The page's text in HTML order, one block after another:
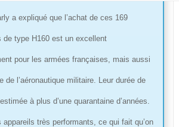
a expliqué que l’achat de ces 169
de type H160 est un excellent
pour les armées françaises, mais aussi
de l’aéronautique militaire. Leur durée de
à plus d’une quarantaine d’années.
appareils très performants, ce qui fait qu’on